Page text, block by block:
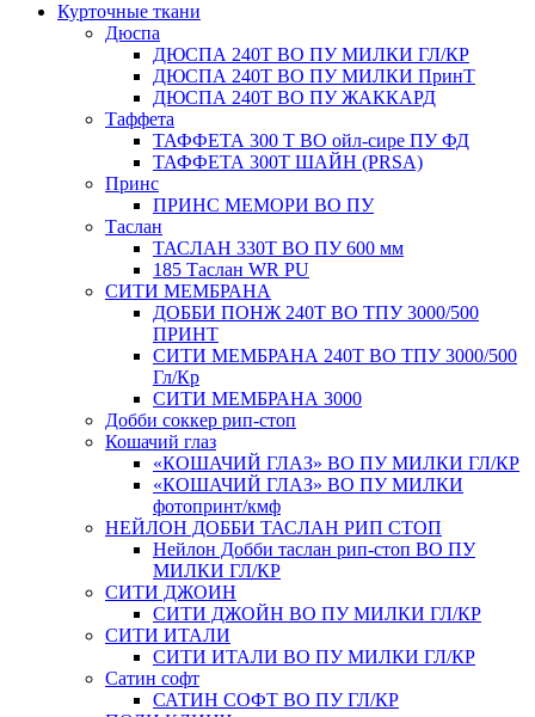
Курточные ткани
Дюспа
ДЮСПА 240Т ВО ПУ МИЛКИ ГЛ/КР
ДЮСПА 240Т ВО ПУ МИЛКИ ПринТ
ДЮСПА 240Т ВО ПУ ЖАККАРД
Таффета
ТАФФЕТА 300 Т ВО ойл-сире ПУ ФД
ТАФФЕТА 300Т ШАЙН (PRSA)
Принс
ПРИНС МЕМОРИ ВО ПУ
Таслан
ТАСЛАН 330T ВО ПУ 600 мм
185 Таслан WR PU
СИТИ МЕМБРАНА
ДОББИ ПОНЖ 240Т ВО ТПУ 3000/500
ПРИНТ
СИТИ МЕМБРАНА 240Т ВО ТПУ 3000/500
Гл/Кр
СИТИ МЕМБРАНА 3000
Добби соккер рип-стоп
Кошачий глаз
«КОШАЧИЙ ГЛАЗ» ВО ПУ МИЛКИ ГЛ/КР
«КОШАЧИЙ ГЛАЗ» ВО ПУ МИЛКИ
фотопринт/кмф
НЕЙЛОН ДОББИ ТАСЛАН РИП СТОП
Нейлон Добби таслан рип-стоп ВО ПУ
МИЛКИ ГЛ/КР
СИТИ ДЖОИН
СИТИ ДЖОЙН ВО ПУ МИЛКИ ГЛ/КР
СИТИ ИТАЛИ
СИТИ ИТАЛИ ВО ПУ МИЛКИ ГЛ/КР
Сатин софт
САТИН СОФТ ВО ПУ ГЛ/КР